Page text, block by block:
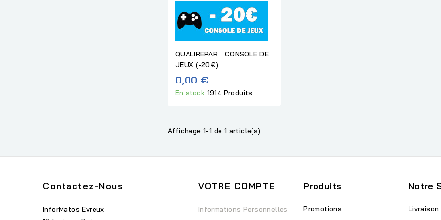
QUALIREPAR - CONSOLE DE
JEUX (-20€)
0,00 €
En stock 1914 Produits
Affichage 1-1 de 1 article(s)
Contactez-Nous
InforMatos Evreux
VOTRE COMPTE
Informations Personnelles
Produits
Promotions
Notre
Livraison